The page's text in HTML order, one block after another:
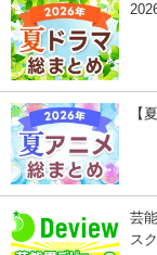
【
芸
ス